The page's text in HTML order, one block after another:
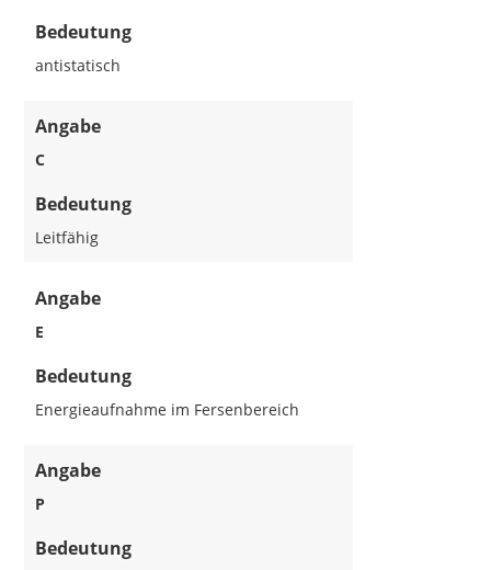
Bedeutung
antistatisch
Angabe
C
Bedeutung
Leitfähig
Angabe
E
Bedeutung
Energieaufnahme im Fersenbereich
Angabe
P
Bedeutung